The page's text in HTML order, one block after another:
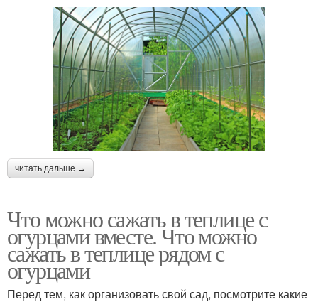
читать дальше →
Что можно сажать в теплице с
огурцами вместе. Что можно
сажать в теплице рядом с
огурцами
Перед тем, как организовать свой сад, посмотрите какие